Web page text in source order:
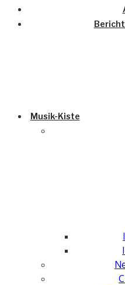
Musik-Kiste